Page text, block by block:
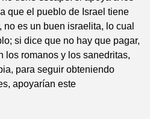
que el pueblo de Israel tiene
es un buen israelita, lo cual
si dice que no hay que pagar,
los romanos y los sanedritas,
para seguir obteniendo
apoyarían este